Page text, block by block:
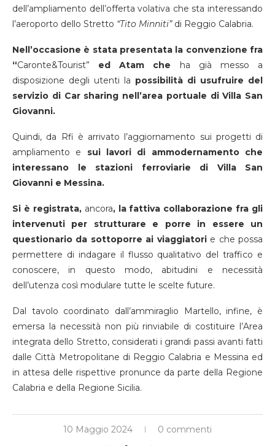
dell’ampliamento dell’offerta volativa che sta interessando
l’aeroporto dello Stretto “Tito Minniti”di Reggio Calabria.
Nell’occasione è stata presentata la convenzione fra
“Caronte&Tourist” ed Atam che ha già messo a
disposizione degli utenti la possibilità di usufruire del
servizio di Car sharing nell’area portuale di Villa San
Giovanni.
Quindi, da Rfi è arrivato l’aggiornamento sui progetti di
ampliamento e sui lavori di ammodernamento che
interessano le stazioni ferroviarie di Villa San
Giovanni e Messina.
Si è registrata,ancora, la fattiva collaborazione fra gli
intervenuti per strutturare e porre in essere un
questionario da sottoporre ai viaggiatorie che possa
permettere di indagare il flusso qualitativo del traffico e
conoscere, in questo modo, abitudini e necessità
dell’utenza così modulare tutte le scelte future.
Dal tavolo coordinato dall’ammiraglio Martello, infine, è
emersa la necessità non più rinviabile di costituire l’Area
integrata dello Stretto, considerati i grandi passi avanti fatti
dalle Città Metropolitane di Reggio Calabria e Messina ed
in attesa delle rispettive pronunce da parte della Regione
Calabria e della Regione Sicilia.
10 Maggio 2024 0 commenti